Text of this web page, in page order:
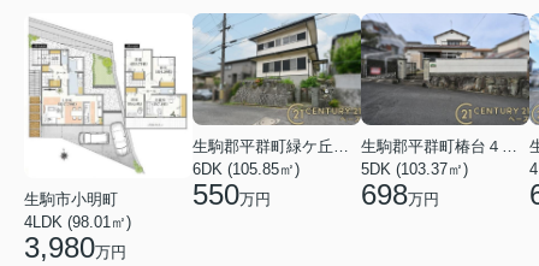
生駒市小明町
4LDK (98.01㎡)
3,980万円
生駒郡平群町緑ケ丘５丁目
6DK (105.85㎡)
550万円
生駒郡平群町椿台４丁目
5DK (103.37㎡)
698万円